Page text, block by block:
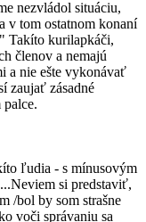
nezvládol situáciu,
v tom ostatnom konaní
Takíto kurilapkáči,
členov a nemajú
a nie ešte vykonávať
zaujať zásadné
ľudia - s mínusovým
si predstaviť,
/bol by som strašne
voči správaniu sa